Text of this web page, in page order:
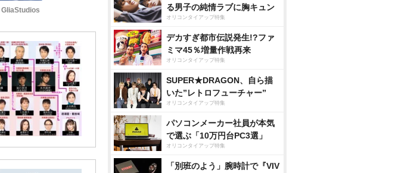
GliaStudios
る男子の純情ラブに胸キュン
オリコンタイアップ特集
デカすぎ都市伝説発生!?ファ
ミマ45％増量作戦再来
オリコンタイアップ特集
SUPER★DRAGON、自ら描
いた”レトロフューチャー”
オリコンタイアップ特集
パソコンメーカー社員が本気
で選ぶ「10万円台PC3選」
オリコンタイアップ特集
「別班のよう」腕時計で『VIV